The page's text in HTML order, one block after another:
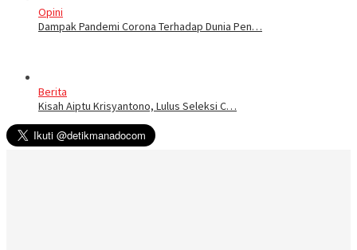
Opini
Dampak Pandemi Corona Terhadap Dunia Pen…
Berita
Kisah Aiptu Krisyantono, Lulus Seleksi C…